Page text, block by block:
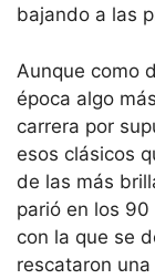
bajando a las
Aunque como
época algo
carrera por
esos clásicos
de las más
parió en los 90
con la que se
rescataron una